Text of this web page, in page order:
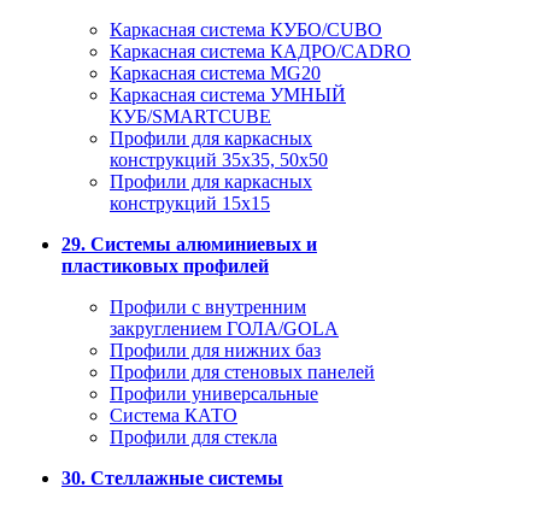
Каркасная система КУБО/CUBO
Каркасная система КАДРО/CADRO
Каркасная система MG20
Каркасная система УМНЫЙ
КУБ/SMARTCUBE
Профили для каркасных
конструкций 35x35, 50x50
Профили для каркасных
конструкций 15х15
29. Системы алюминиевых и
пластиковых профилей
Профили с внутренним
закруглением ГОЛА/GOLA
Профили для нижних баз
Профили для стеновых панелей
Профили универсальные
Система КАТО
Профили для стекла
30. Стеллажные системы